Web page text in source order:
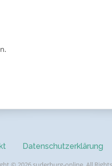
Datenschutzerklärung